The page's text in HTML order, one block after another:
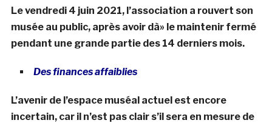
Le vendredi 4 juin 2021, l’association a rouvert son
musée au public, après avoir dà» le maintenir fermé
pendant une grande partie des 14 derniers mois.
Des finances affaiblies
L’avenir de l’espace muséal actuel est encore
incertain, car il n’est pas clair s’il sera en mesure de